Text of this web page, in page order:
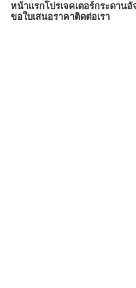
หน้าแรกโปรเจคเตอร์กระดานอั
ขอใบเสนอราคาติดต่อเรา